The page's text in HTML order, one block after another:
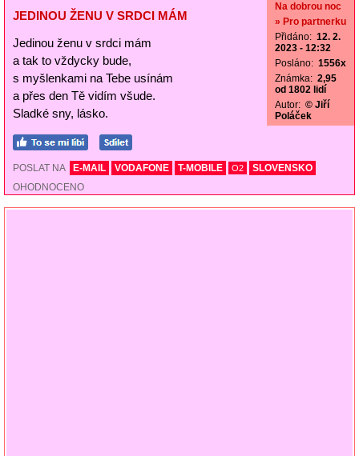
JEDINOU ŽENU V SRDCI MÁM
Jedinou ženu v srdci mám
a tak to vždycky bude,
s myšlenkami na Tebe usínám
a přes den Tě vidím všude.
Sladké sny, lásko.
Na dobrou noc
» Pro partnerku
Přidáno: 12. 2.
2023 - 12:32
Posláno: 1556x
Známka: 2,95
od 1802 lidí
Autor: © Jiří
Poláček
POSLAT NA E-MAIL VODAFONE T-MOBILE O2
SLOVENSKO
OHODNOCENO